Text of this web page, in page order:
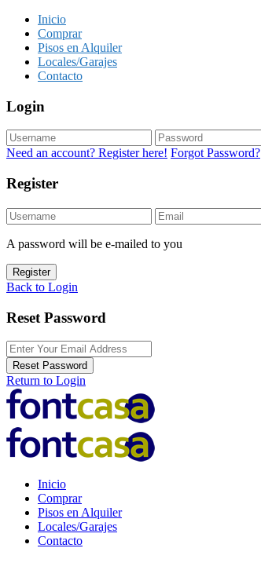
Inicio
Comprar
Pisos en Alquiler
Locales/Garajes
Contacto
Login
Need an account? Register here! Forgot Password?
Register
A password will be e-mailed to you
Register
Back to Login
Reset Password
Reset Password
Return to Login
Inicio
Comprar
Pisos en Alquiler
Locales/Garajes
Contacto